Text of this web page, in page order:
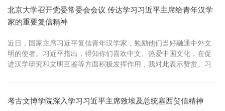
校友。 11月14日上午，北京大学青年汉学家和留学生代表学习习近
平主席...
北京大学召开党委常委会会议 传达学习习近平主席给青年汉学
家的重要复信精神
近日，国家主席习近平复信青年汉学家，勉励他们当好融通中外文
明的使者。习近平指出，得知你们喜欢中文、热爱中国文化，在促
进汉学研究和文明互鉴等方面积极发挥作用，我对此表示赞赏。习
绍真实、立体、全面的中国，当好融通中外文明的使者，为推动构
建人类命运共同体贡献智慧和力量...
​考古文博学院深入学习习近平主席致埃及总统塞西贺信精神